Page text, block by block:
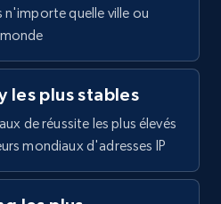
quelle ville ou
les plus stables
de réussite les plus élevés
mondiaux d'adresses IP